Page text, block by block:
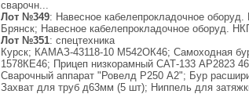
сварочн...
Лот №349: Навесное кабелепрокладочное
Брянск; Навесное кабелепрокладочное оборуд.
Лот №351: спецтехника
Курск; КАМАЗ-43118-10 М542ОК46; Самоходная
1578КЕ46; Прицеп низкорамный САТ-133 АР2823
Сварочный аппарат "Ровелд Р250 А2"; Бур
Захват для труб д63мм (5 шт); Ниппель для